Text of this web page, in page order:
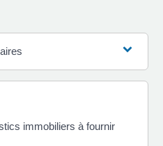
immobiliers à fournir